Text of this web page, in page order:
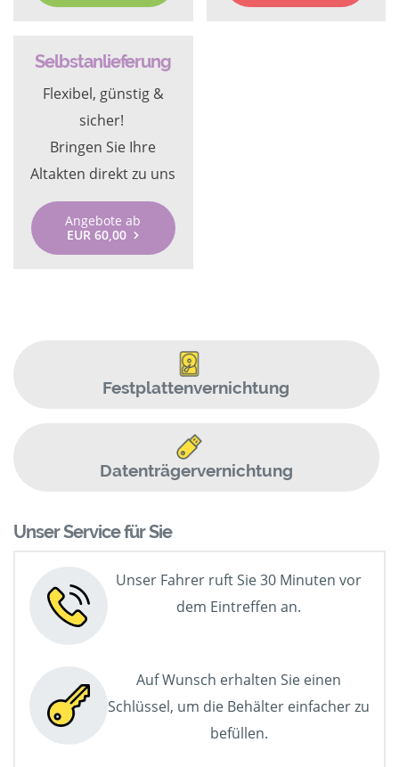
Selbstanlieferung
Flexibel, günstig &
sicher!
Bringen Sie Ihre
Altakten direkt zu uns
Angebote ab
EUR 60,00
Festplattenvernichtung
Datenträgervernichtung
Unser Service für Sie
Unser Fahrer ruft Sie 30 Minuten vor
dem Eintreffen an.
Auf Wunsch erhalten Sie einen
Schlüssel, um die Behälter einfacher zu
befüllen.